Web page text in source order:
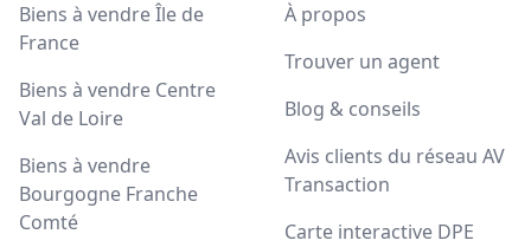
Biens à vendre Île de
France
Biens à vendre Centre
Val de Loire
Biens à vendre
Bourgogne Franche
Comté
À propos
Trouver un agent
Blog & conseils
Avis clients du réseau AV
Transaction
Carte interactive DPE